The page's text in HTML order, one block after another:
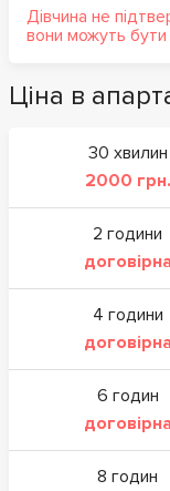
Дівчина не
вони можуть бути
Ціна в
30 хвилин
2000 грн.
2 години
договірна
4 години
договірна
6 годин
договірна
8 годин